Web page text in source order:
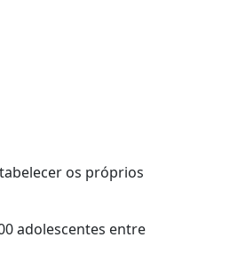
os próprios
adolescentes entre